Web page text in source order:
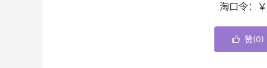
淘口令：
 赞(0)